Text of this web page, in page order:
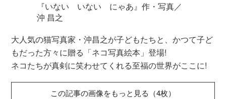
『いない いない にゃあ』作・写真／
沖 昌之
大人気の猫写真家・沖昌之が子どもたちと、かつて子ど
もだった方々に贈る「ネコ写真絵本」登場!
ネコたちが真剣に笑わせてくれる至福の世界がここに!
この記事の画像をもっと見る（4枚）